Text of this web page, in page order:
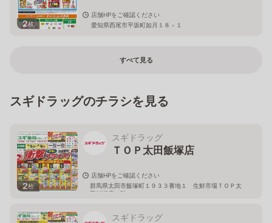
2枚
店舗HPをご確認ください
愛知県西尾市平坂町如月１８－１
すべて見る
スギドラッグのチラシを見る
2枚
スギドラッグ
ＴＯＰ太田飯塚店
店舗HPをご確認ください
群馬県太田市飯塚町１９３３番地１ 生鮮市場ＴＯＰ太
田飯塚店１階
スギドラッグ